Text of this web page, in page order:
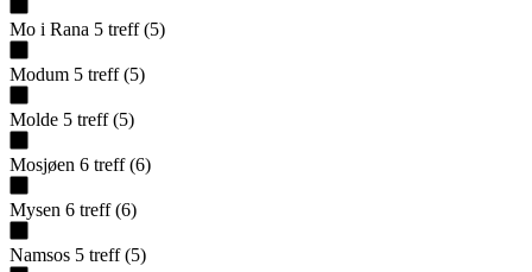
Mo i Rana 5 treff (5)
Modum 5 treff (5)
Molde 5 treff (5)
Mosjøen 6 treff (6)
Mysen 6 treff (6)
Namsos 5 treff (5)